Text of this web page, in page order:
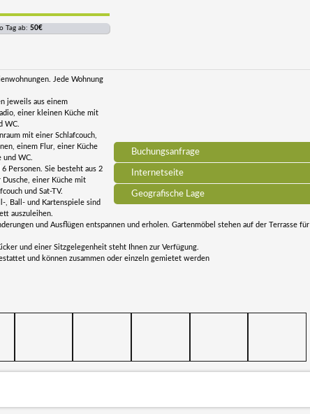
Buchungsanfrage
Internetseite
Geografische Lage
Tag ab: 50€
Jede Wohnung
jeweils aus einem
einer kleinen Küche mit
WC.
mit einer Schlafcouch,
einem Flur, einer Küche
WC.
Personen. Sie besteht aus 2
Dusche, einer Küche mit
und Sat-TV.
, Ball- und Kartenspiele sind
auszuleihen.
und Ausflügen entspannen und erholen. Gartenmöbel stehen auf der Terrasse für
und einer Sitzgelegenheit steht Ihnen zur Verfügung.
und können zusammen oder einzeln gemietet werden